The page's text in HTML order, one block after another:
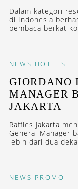
Dalam kategori
di Indonesia
pembaca berkat
NEWS HOTELS
GIORDANO
MANAGER
JAKARTA
Raffles Jakarta
General Manager
lebih dari dua
NEWS PROMO